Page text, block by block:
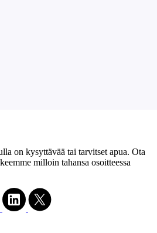
on kysyttävää tai tarvitset apua. Ota
milloin tahansa osoitteessa